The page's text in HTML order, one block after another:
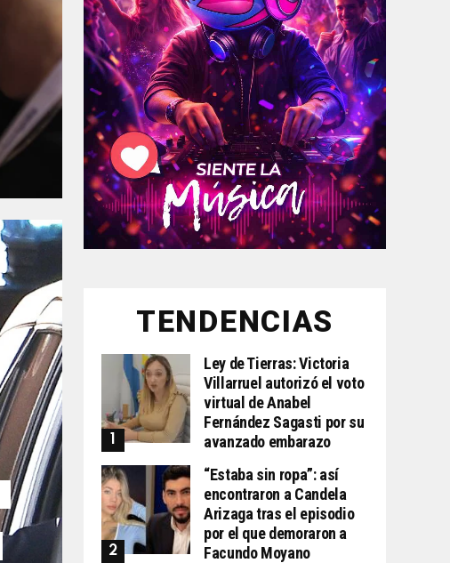
TENDENCIAS
Ley de Tierras: Victoria
Villarruel autorizó el voto
virtual de Anabel
Fernández Sagasti por su
avanzado embarazo
“Estaba sin ropa”: así
encontraron a Candela
Arizaga tras el episodio
por el que demoraron a
Facundo Moyano